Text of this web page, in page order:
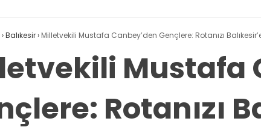
›Balıkesir› Milletvekili Mustafa Canbey’den Gençlere: Rotanızı
Mustafa
Rotanızı